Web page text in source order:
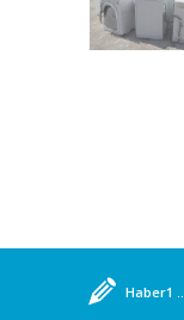
Haber1